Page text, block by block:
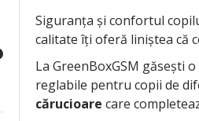
Siguranța și confortul
calitate îți oferă liniștea că
La GreenBoxGSM găsești
reglabile pentru copii de
cărucioare care